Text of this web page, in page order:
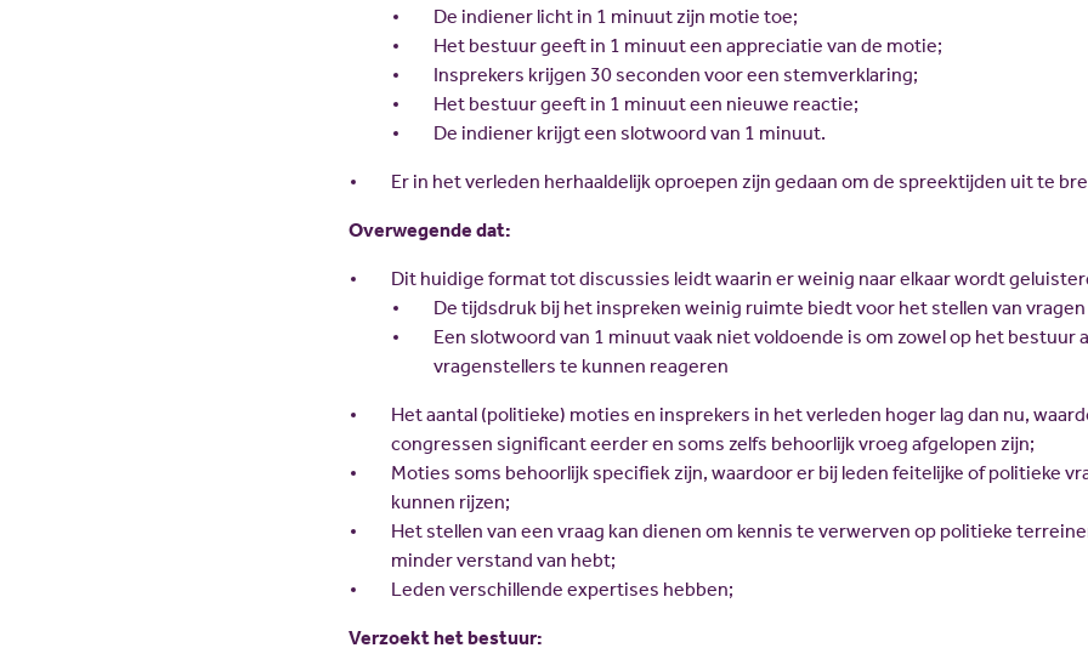
De indiener licht in 1 minuut zijn motie toe;
Het bestuur geeft in 1 minuut een appreciatie van de motie;
Insprekers krijgen 30 seconden voor een stemverklaring;
Het bestuur geeft in 1 minuut een nieuwe reactie;
De indiener krijgt een slotwoord van 1 minuut.
Er in het verleden herhaaldelijk oproepen zijn gedaan om de spreektijden uit te
Overwegende dat:
Dit huidige format tot discussies leidt waarin er weinig naar elkaar wordt
De tijdsdruk bij het inspreken weinig ruimte biedt voor het stellen van vragen
Een slotwoord van 1 minuut vaak niet voldoende is om zowel op het bestuur
vragenstellers te kunnen reageren
Het aantal (politieke) moties en insprekers in het verleden hoger lag dan nu,
congressen significant eerder en soms zelfs behoorlijk vroeg afgelopen zijn;
Moties soms behoorlijk specifiek zijn, waardoor er bij leden feitelijke of politieke
kunnen rijzen;
Het stellen van een vraag kan dienen om kennis te verwerven op politieke
minder verstand van hebt;
Leden verschillende expertises hebben;
Verzoekt het bestuur: